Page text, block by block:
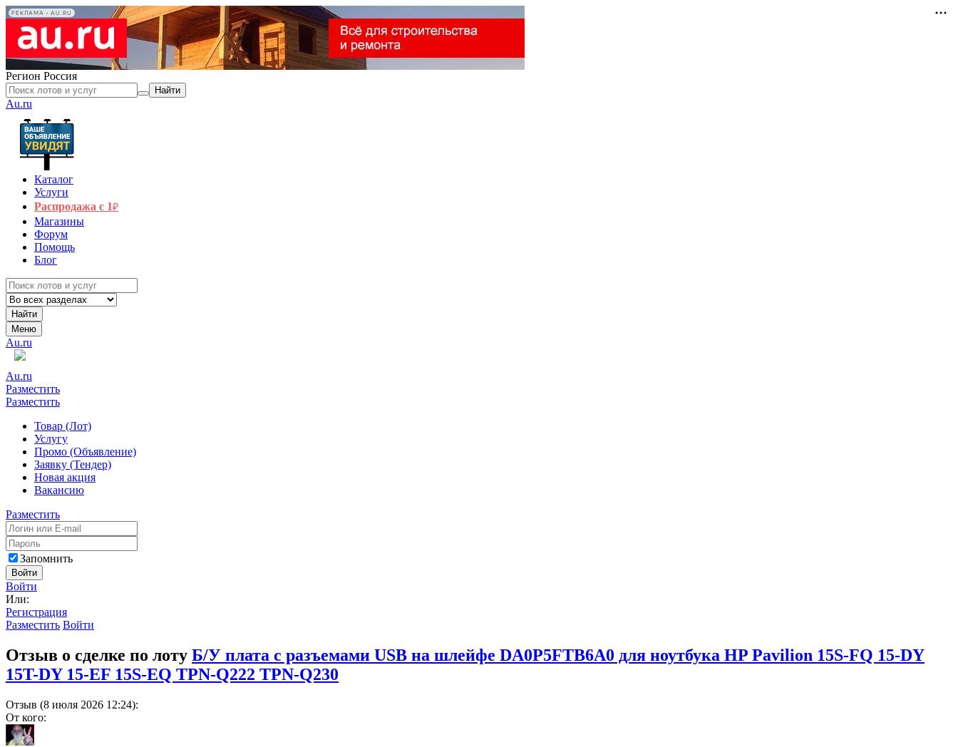
РЕКЛАМА • AU.RU
Регион Россия
Найти
Au.ru
Каталог
Услуги
Распродажа с 1₽
Магазины
Форум
Помощь
Блог
Найти
Меню
Au.ru
Au.ru
Разместить
Разместить
Товар (Лот)
Услугу
Промо (Объявление)
Заявку (Тендер)
Новая акция
Вакансию
Разместить
Запомнить
Войти
Войти
Или:
Регистрация
Разместить Войти
Отзыв о сделке по лоту Б/У плата с разъемами USB на шлейфе DA0P5FTB6A0 для ноутбука HP Pavilion 15S-FQ 15-DY
15T-DY 15-EF 15S-EQ TPN-Q222 TPN-Q230
Отзыв (8 июля 2026 12:24):
От кого: